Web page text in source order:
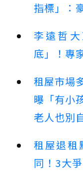
指標」：
李遠哲
底」！專
租屋市場
曝「有小
老人也別
租屋退租
同！3大